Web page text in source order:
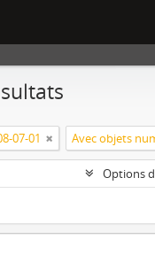
07-01 Avec objets
Options